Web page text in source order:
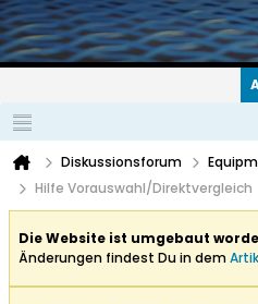
Diskussionsforum
Hilfe Vorauswahl/Direktvergleich
Die Website ist umgebaut
Änderungen findest Du in dem